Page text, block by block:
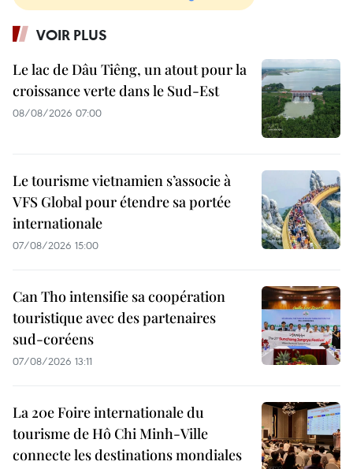
VOIR PLUS
Le lac de Dâu Tiêng, un atout pour la
croissance verte dans le Sud-Est
08/08/2026 07:00
Le tourisme vietnamien s’associe à
VFS Global pour étendre sa portée
internationale
07/08/2026 15:00
Can Tho intensifie sa coopération
touristique avec des partenaires
sud-coréens
07/08/2026 13:11
La 20e Foire internationale du
tourisme de Hô Chi Minh-Ville
connecte les destinations mondiales